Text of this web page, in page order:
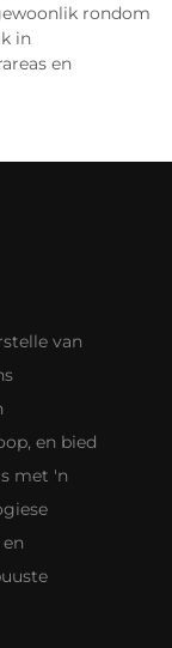
rondom
in
en
van
en bied
met 'n